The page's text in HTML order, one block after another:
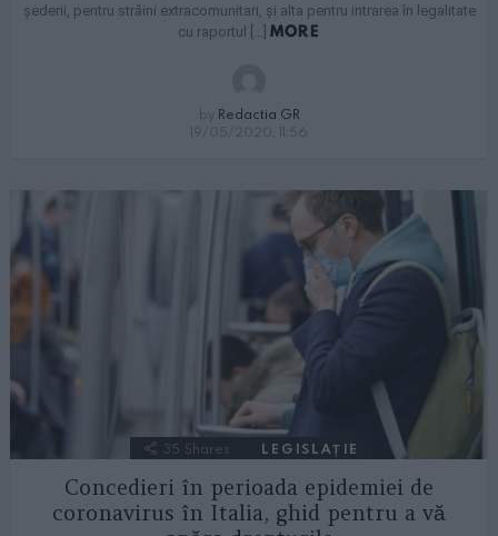
șederii, pentru străini extracomunitari, și alta pentru intrarea în legalitate
cu raportul […] MORE
by Redactia GR
19/05/2020, 11:56
35 Shares LEGISLAȚIE
Concedieri în perioada epidemiei de
coronavirus în Italia, ghid pentru a vă